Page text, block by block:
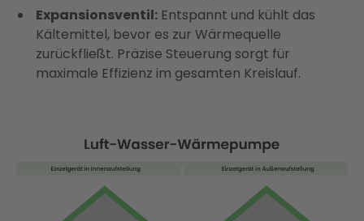
Expansionsventil: Entspannt und kühlt das
Kältemittel, bevor es zur Wärmequelle
zurückfließt. Präzise Steuerung sorgt für
maximale Effizienz im gesamten Kreislauf.